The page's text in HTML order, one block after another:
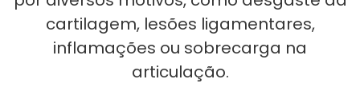
cartilagem, lesões ligamentares,
inflamações ou sobrecarga na
articulação.